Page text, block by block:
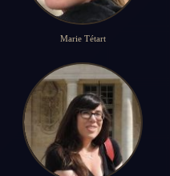
Marie Tétart